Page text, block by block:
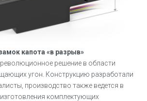
капота «в разрыв»
революционное решение в области
угон. Конструкцию разработали
производство также ведется в
комплектующих